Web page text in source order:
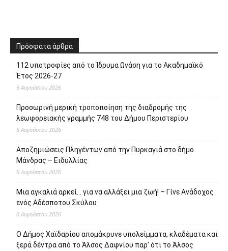
Πρόσφατα άρθρα
112 υποτροφίες από το Ίδρυμα Ωνάση για το Ακαδημαϊκό
Έτος 2026-27
6 Αυγούστου 2026
Προσωρινή μερική τροποποίηση της διαδρομής της
λεωφορειακής γραμμής 748 του Δήμου Περιστερίου
6 Αυγούστου 2026
Αποζημιώσεις Πληγέντων από την Πυρκαγιά στο δήμο
Μάνδρας – Ειδυλλίας
6 Αυγούστου 2026
Μια αγκαλιά αρκεί… για να αλλάξει μια ζωή! – Γίνε Ανάδοχος
ενός Αδέσποτου Σκύλου
6 Αυγούστου 2026
Ο Δήμος Χαϊδαρίου απομάκρυνε υπολείμματα, κλαδέματα και
ξερά δέντρα από το Άλσος Δαφνίου παρ’ ότι το Άλσος